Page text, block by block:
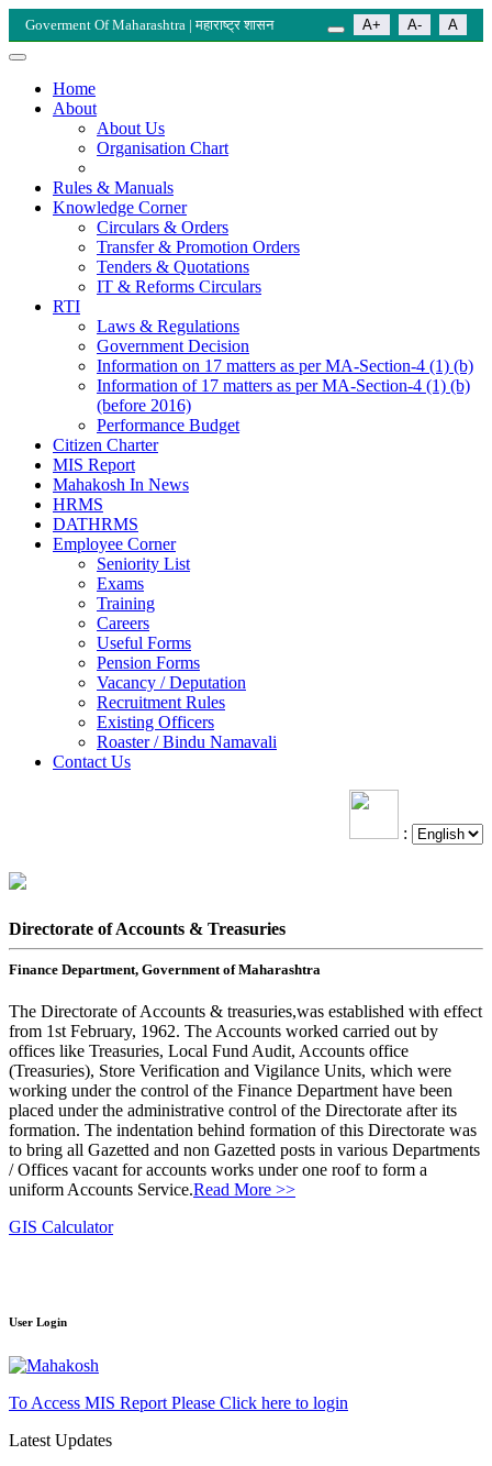
Goverment Of Maharashtra | महाराष्ट्र शासन A+ A- A
Home
About
About Us
Organisation Chart
Rules & Manuals
Knowledge Corner
Circulars & Orders
Transfer & Promotion Orders
Tenders & Quotations
IT & Reforms Circulars
RTI
Laws & Regulations
Government Decision
Information on 17 matters as per MA-Section-4 (1) (b)
Information of 17 matters as per MA-Section-4 (1) (b)
(before 2016)
Performance Budget
Citizen Charter
MIS Report
Mahakosh In News
HRMS
DATHRMS
Employee Corner
Seniority List
Exams
Training
Careers
Useful Forms
Pension Forms
Vacancy / Deputation
Recruitment Rules
Existing Officers
Roaster / Bindu Namavali
Contact Us
:
Directorate of Accounts & Treasuries
Finance Department, Government of Maharashtra
The Directorate of Accounts & treasuries,was established with effect
from 1st February, 1962. The Accounts worked carried out by
offices like Treasuries, Local Fund Audit, Accounts office
(Treasuries), Store Verification and Vigilance Units, which were
working under the control of the Finance Department have been
placed under the administrative control of the Directorate after its
formation. The indentation behind formation of this Directorate was
to bring all Gazetted and non Gazetted posts in various Departments
/ Offices vacant for accounts works under one roof to form a
uniform Accounts Service.Read More >>
GIS Calculator
User Login
To Access MIS Report Please Click here to login
Latest Updates